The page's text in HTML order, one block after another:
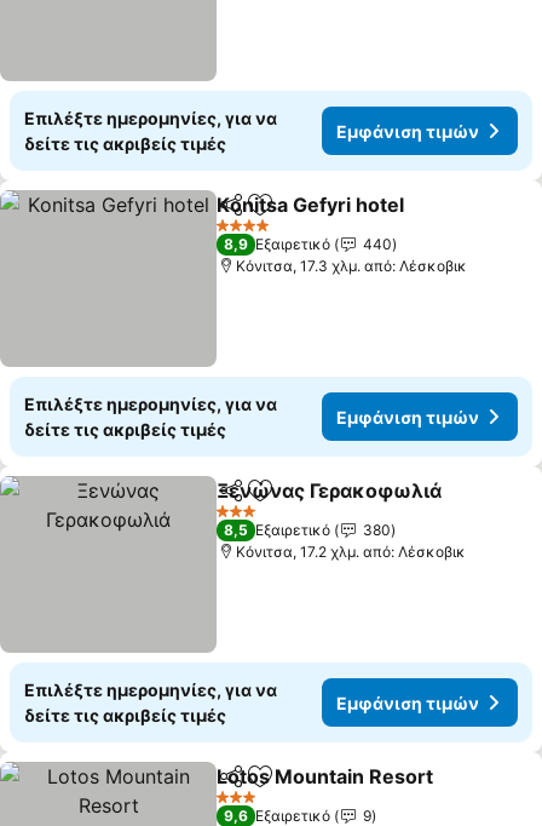
Επιλέξτε ημερομηνίες, για να
δείτε τις ακριβείς τιμές
Εμφάνιση τιμών
Κοινοποίηση
Προσθήκη στα αγαπημένα
Κonitsa Gefyri hotel
4 Αστέρια
8,9 Εξαιρετικό
440
Κόνιτσα, 17.3 χλμ. από: Λέσκοβικ
Επιλέξτε ημερομηνίες, για να
δείτε τις ακριβείς τιμές
Εμφάνιση τιμών
Κοινοποίηση
Προσθήκη στα αγαπημένα
Ξενώνας Γερακοφωλιά
3 Αστέρια
8,5 Εξαιρετικό
380
Κόνιτσα, 17.2 χλμ. από: Λέσκοβικ
Επιλέξτε ημερομηνίες, για να
δείτε τις ακριβείς τιμές
Εμφάνιση τιμών
Κοινοποίηση
Προσθήκη στα αγαπημένα
Lotos Mountain Resort
3 Αστέρια
9,6 Εξαιρετικό
9